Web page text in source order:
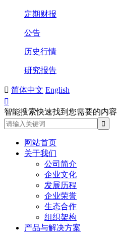
定期财报
公告
历史行情
研究报告
 简体中文 English

智能搜索快速找到您需要的内容
网站首页
关于我们
公司简介
企业文化
发展历程
企业荣誉
生态合作
组织架构
产品与解决方案